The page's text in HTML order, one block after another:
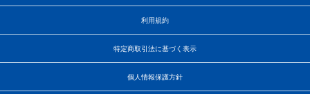
利用規約
特定商取引法に基づく表示
個人情報保護方針